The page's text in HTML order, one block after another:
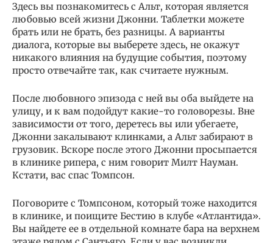
Здесь вы познакомитесь с Альт, которая является
любовью всей жизни Джонни. Таблетки можете
брать или не брать, без разницы. А варианты
диалога, которые вы выберете здесь, не окажут
никакого влияния на будущие события, поэтому
просто отвечайте так, как считаете нужным.
После любовного эпизода с ней вы оба выйдете на
улицу, и к вам подойдут какие-то головорезы. Вне
зависимости от того, деретесь вы или убегаете,
Джонни закалывают клинками, а Альт забирают в
грузовик. Вскоре после этого Джонни просыпается
в клинике рипера, с ним говорит Милт Науман.
Кстати, вас спас Томпсон.
Поговорите с Томпсоном, который тоже находится
в клинике, и поищите Бестию в клубе «Атлантида».
Вы найдете ее в отдельной комнате бара на верхнем